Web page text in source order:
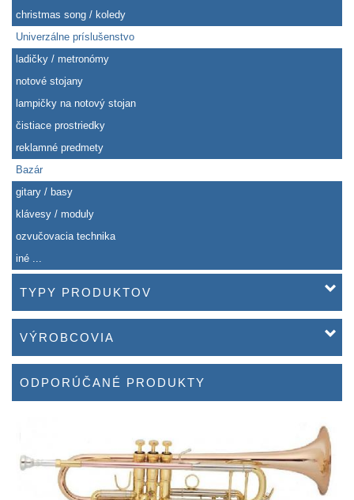
christmas song / koledy
Univerzálne príslušenstvo
ladičky / metronómy
notové stojany
lampičky na notový stojan
čistiace prostriedky
reklamné predmety
Bazár
gitary / basy
klávesy / moduly
ozvučovacia technika
iné ...
TYPY PRODUKTOV
VÝROBCOVIA
ODPORÚČANÉ PRODUKTY